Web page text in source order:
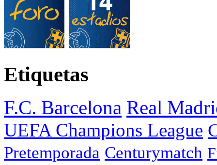
Etiquetas
F.C. Barcelona Real
UEFA Champions League
Pretemporada Centurymatch